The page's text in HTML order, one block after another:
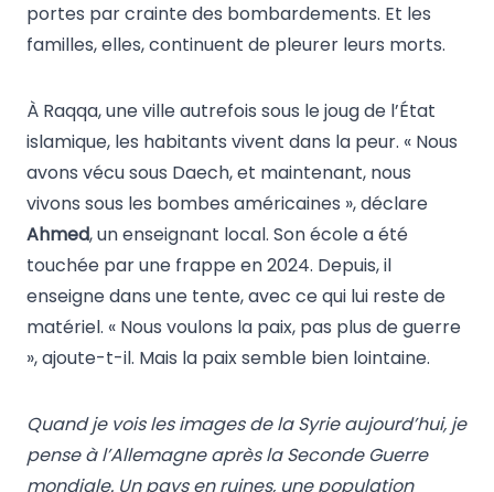
portes par crainte des bombardements. Et les
familles, elles, continuent de pleurer leurs morts.
À Raqqa, une ville autrefois sous le joug de l’État
islamique, les habitants vivent dans la peur. « Nous
avons vécu sous Daech, et maintenant, nous
vivons sous les bombes américaines », déclare
Ahmed, un enseignant local. Son école a été
touchée par une frappe en 2024. Depuis, il
enseigne dans une tente, avec ce qui lui reste de
matériel. « Nous voulons la paix, pas plus de guerre
», ajoute-t-il. Mais la paix semble bien lointaine.
Quand je vois les images de la Syrie aujourd’hui, je
pense à l’Allemagne après la Seconde Guerre
mondiale. Un pays en ruines, une population